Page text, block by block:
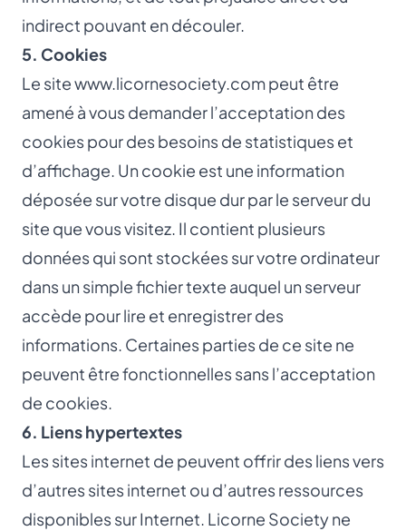
indirect pouvant en découler.
5. Cookies
Le sitewww.licornesociety.compeut être
amené à vous demander l’acceptation des
cookies pour des besoins de statistiques et
d’affichage. Un cookie est une information
déposée sur votre disque dur par le serveur du
site que vous visitez. Il contient plusieurs
données qui sont stockées sur votre ordinateur
dans un simple fichier texte auquel un serveur
accède pour lire et enregistrer des
informations. Certaines parties de ce site ne
peuvent être fonctionnelles sans l’acceptation
de cookies.
6. Liens hypertextes
Les sites internet de peuvent offrir des liens vers
d’autres sites internet ou d’autres ressources
disponibles sur Internet. Licorne Society ne